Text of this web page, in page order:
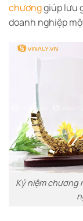
chươnggiúp lưu
doanh nghiệp
Kỷ niệm chương